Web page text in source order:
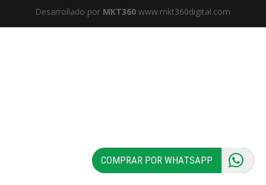
Desarrollado por MKT360 www.mkt360digital.com
COMPRAR POR WHATSAPP